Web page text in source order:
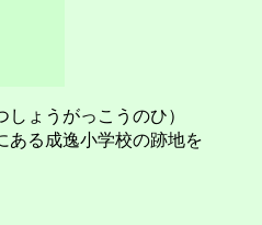
ょうがっこうのひ）
ある成逸小学校の跡地を